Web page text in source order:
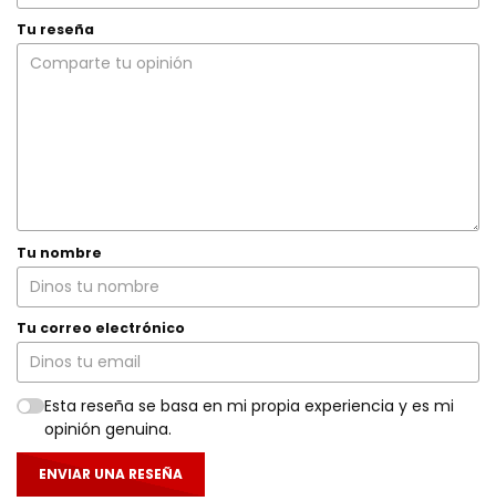
Tu reseña
Tu nombre
Tu correo electrónico
Esta reseña se basa en mi propia experiencia y es mi
opinión genuina.
ENVIAR UNA RESEÑA